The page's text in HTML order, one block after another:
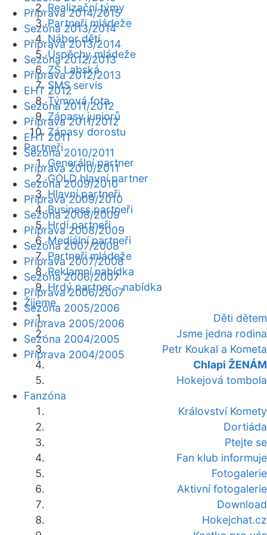
Realizační týmy
Partneři mládeže
Nábor dětí
Úspěchy mládeže
ZŠ Labská
SMS servis
Týmová fota
Zápasy juniorů
Zápasy dorostu
Partneři
Generální partner
GOLD hlavní partner
Hlavní partneři
Business partneři
Hrdí partneři
Mediální partneři
Partneři mládeže
Reklamní nabídka
Hrdý partner - nabídka
Žijeme
Děti dětem
Jsme jedna rodina
Petr Koukal a Kometa
Chlapi ŽENÁM
Hokejová tombola
Fanzóna
Království Komety
Dortiáda
Ptejte se
Fan klub informuje
Fotogalerie
Aktivní fotogalerie
Download
Hokejchat.cz
Příprava 2014/2015
Sezóna 2013/2014
Příprava 2013/2014
Sezóna 2012/2013
Příprava 2012/2013
EHT 2012
Sezóna 2011/2012
Příprava 2011/2012
EHT 2011
Sezóna 2010/2011
Příprava 2010/2011
Sezóna 2009/2010
Příprava 2009/2010
Sezóna 2008/2009
Příprava 2008/2009
Sezóna 2007/2008
Příprava 2007/2008
Sezóna 2006/2007
Příprava 2006/2007
Sezóna 2005/2006
Příprava 2005/2006
Sezóna 2004/2005
Příprava 2004/2005